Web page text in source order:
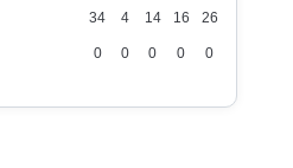
34 4 14 16 26
0 0 0 0 0